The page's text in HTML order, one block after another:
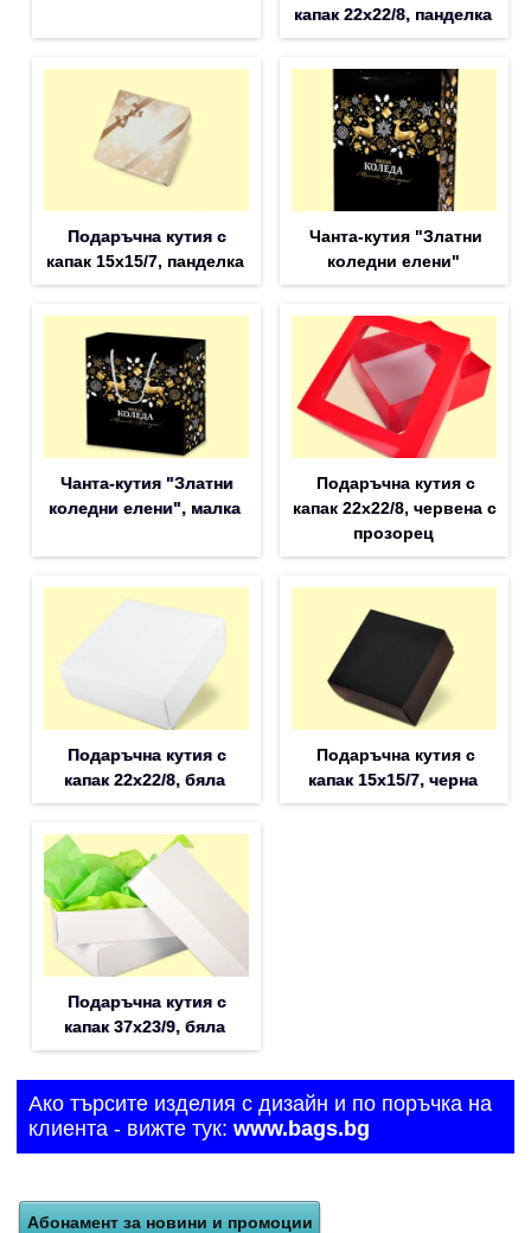
капак 22x22/8, панделка
Подаръчна кутия с
капак 15x15/7, панделка
Чанта-кутия "Златни
коледни елени"
Чанта-кутия "Златни
коледни елени", малка
Подаръчна кутия с
капак 22x22/8, червена с
прозорец
Подаръчна кутия с
капак 22x22/8, бяла
Подаръчна кутия с
капак 15x15/7, черна
Подаръчна кутия с
капак 37x23/9, бяла
Ако търсите изделия с дизайн и по поръчка на
клиента - вижте тук: www.bags.bg